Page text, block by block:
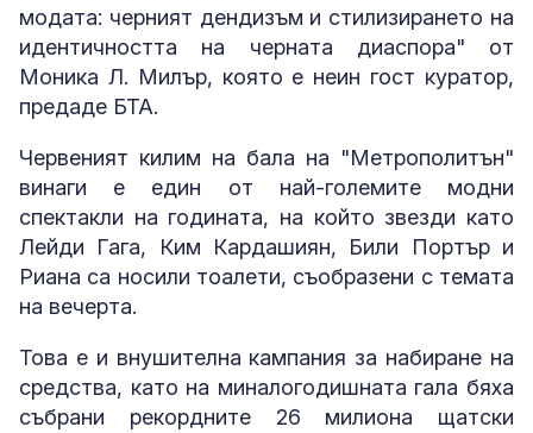
модата: черният дендизъм и стилизирането на
идентичността на черната диаспора" от
Моника Л. Милър, която е неин гост куратор,
предаде БТА.
Червеният килим на бала на "Метрополитън"
винаги е един от най-големите модни
спектакли на годината, на който звезди като
Лейди Гага, Ким Кардашиян, Били Портър и
Риана са носили тоалети, съобразени с темата
на вечерта.
Това е и внушителна кампания за набиране на
средства, като на миналогодишната гала бяха
събрани рекордните 26 милиона щатски